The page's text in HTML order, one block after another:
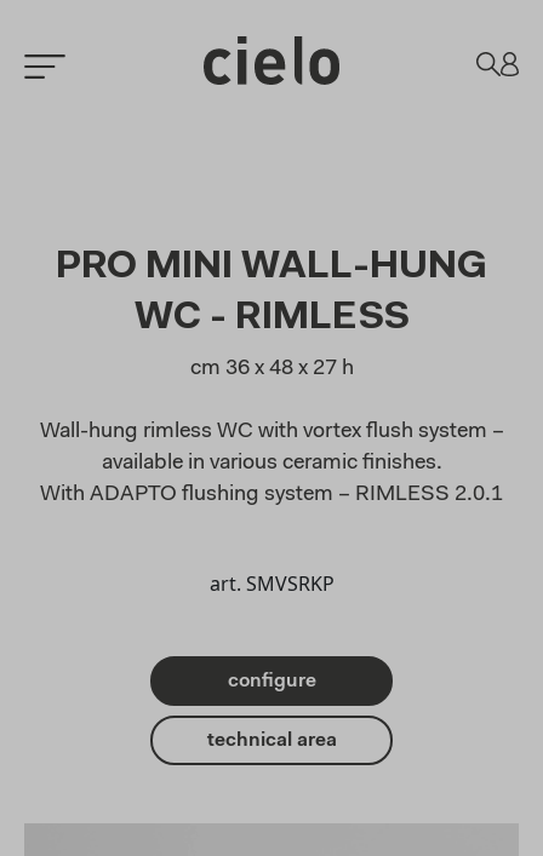
PRO MINI WALL-HUNG
WC - RIMLESS
cm 36 x 48 x 27 h
Wall-hung rimless WC with vortex flush system –
available in various ceramic finishes.
With ADAPTO flushing system – RIMLESS 2.0.1
art. SMVSRKP
configure
technical area